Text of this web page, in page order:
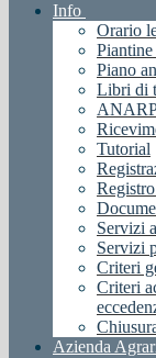
Info
Orario
Piano
Libri di
Tutorial
Servizi
Servizi
Criteri
Criteri
Azienda